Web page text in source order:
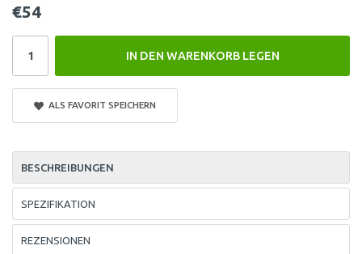
€54
IN DEN WARENKORB LEGEN
ALS FAVORIT SPEICHERN
BESCHREIBUNGEN
SPEZIFIKATION
REZENSIONEN